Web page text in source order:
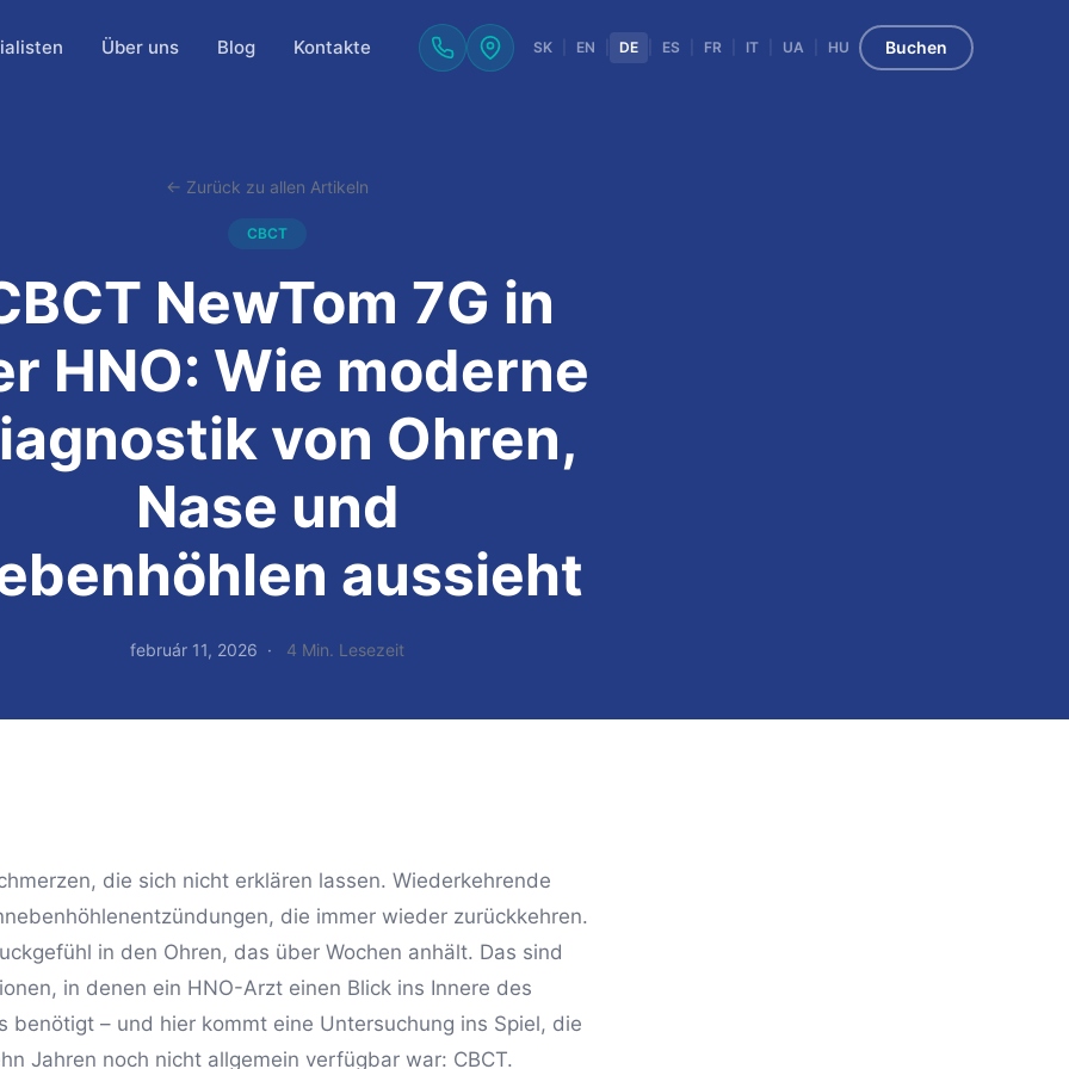
Über uns Blog Kontakte SK EN DE ES FR IT UA HU Buchen
← Zurück zu allen Artikeln
CBCT
NewTom 7G in
HNO: Wie moderne
von Ohren,
Nase und
aussieht
február 11, 2026 4 Min. Lesezeit
die sich nicht erklären lassen. Wiederkehrende
die immer wieder zurückkehren.
in den Ohren, das über Wochen anhält. Das sind
in denen ein HNO-Arzt einen Blick ins Innere des
benötigt – und hier kommt eine Untersuchung ins Spiel, die
Jahren noch nicht allgemein verfügbar war: CBCT.